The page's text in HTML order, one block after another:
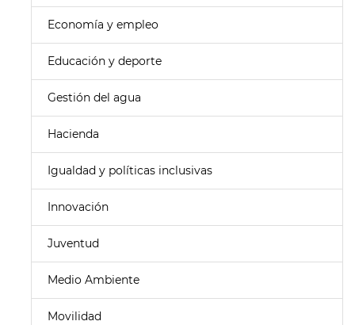
Economía y empleo
Educación y deporte
Gestión del agua
Hacienda
Igualdad y políticas inclusivas
Innovación
Juventud
Medio Ambiente
Movilidad